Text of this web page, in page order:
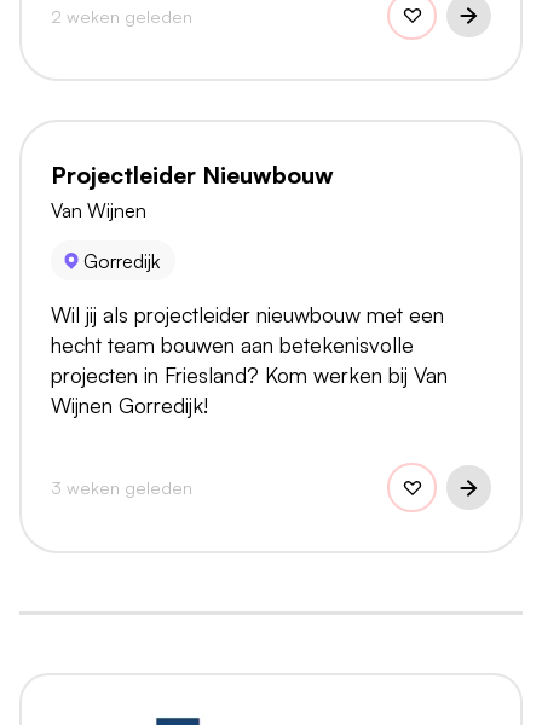
2 weken geleden
Projectleider Nieuwbouw
Van Wijnen
Gorredijk
Wil jij als projectleider nieuwbouw met een
hecht team bouwen aan betekenisvolle
projecten in Friesland? Kom werken bij Van
Wijnen Gorredijk!
3 weken geleden